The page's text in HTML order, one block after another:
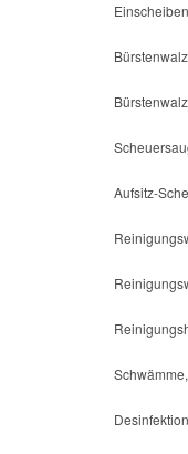
Aufsitz-
Desinfektion